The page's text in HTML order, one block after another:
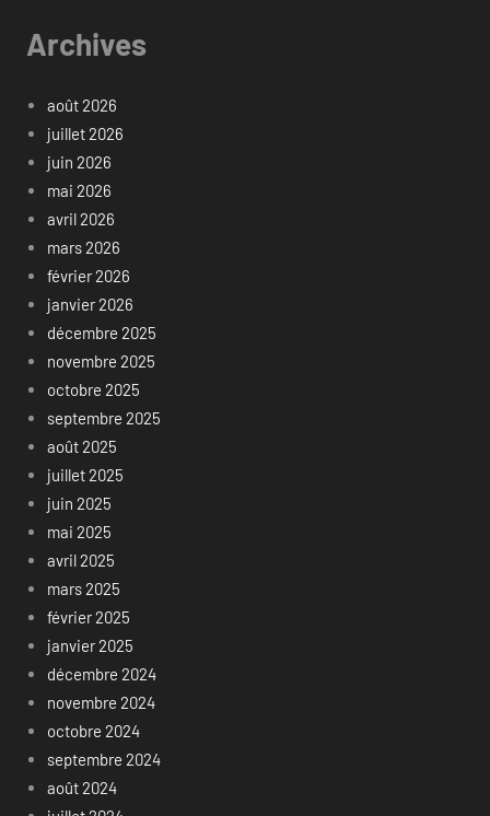
Archives
août 2026
juillet 2026
juin 2026
mai 2026
avril 2026
mars 2026
février 2026
janvier 2026
décembre 2025
novembre 2025
octobre 2025
septembre 2025
août 2025
juillet 2025
juin 2025
mai 2025
avril 2025
mars 2025
février 2025
janvier 2025
décembre 2024
novembre 2024
octobre 2024
septembre 2024
août 2024